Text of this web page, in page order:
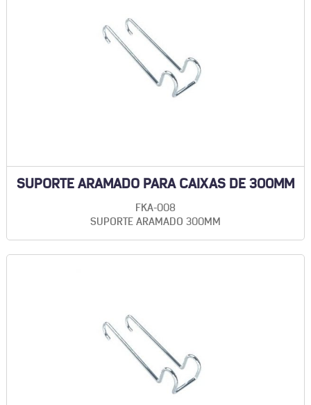
SUPORTE ARAMADO PARA CAIXAS DE 300MM
FKA-008
SUPORTE ARAMADO 300MM